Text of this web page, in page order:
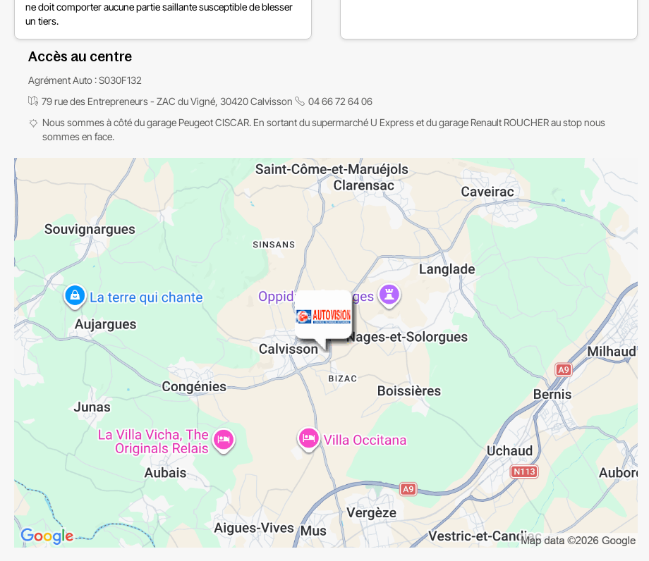
ne doit comporter aucune partie saillante susceptible de blesser
un tiers.
Accès au centre
Agrément Auto : S030F132
79 rue des Entrepreneurs - ZAC du Vigné, 30420 Calvisson
04 66 72 64 06
Nous sommes à côté du garage Peugeot CISCAR. En sortant du supermarché U Express et du garage Renault ROUCHER au stop nous
sommes en face.